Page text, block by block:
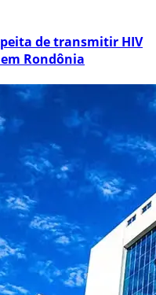
de transmitir HIV
Rondônia